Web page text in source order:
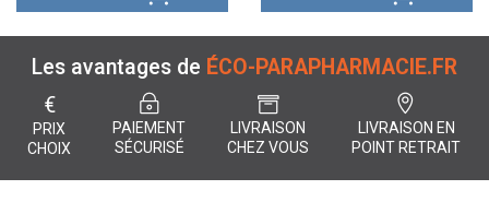
Les avantages de ÉCO-PARAPHARMACIE.FR
€
PRIX
CHOIX
PAIEMENT
SÉCURISÉ
LIVRAISON
CHEZ VOUS
LIVRAISON EN
POINT RETRAIT